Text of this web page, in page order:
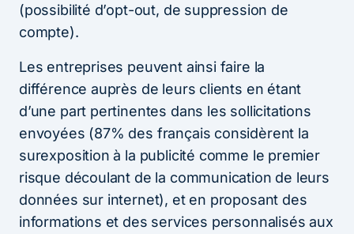
(possibilité d’opt-out, de suppression de
compte).
Les entreprises peuvent ainsi faire la
différence auprès de leurs clients en étant
d’une part pertinentes dans les sollicitations
envoyées (87% des français considèrent la
surexposition à la publicité comme le premier
risque découlant de la communication de leurs
données sur internet), et en proposant des
informations et des services personnalisés aux